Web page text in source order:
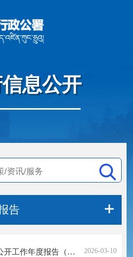
息公开
告
2026-03-10
• 阿里地区政府信息公开工作年度报告（2025年）